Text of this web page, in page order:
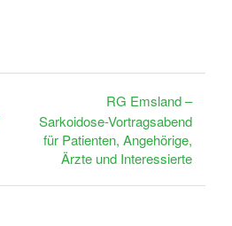
RG Emsland –
Sarkoidose-Vortragsabend
für Patienten, Angehörige,
Ärzte und Interessierte